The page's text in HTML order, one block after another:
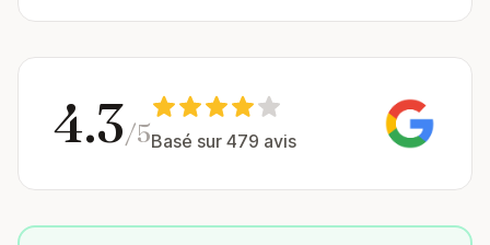
4.3/5Basé sur 479 avis